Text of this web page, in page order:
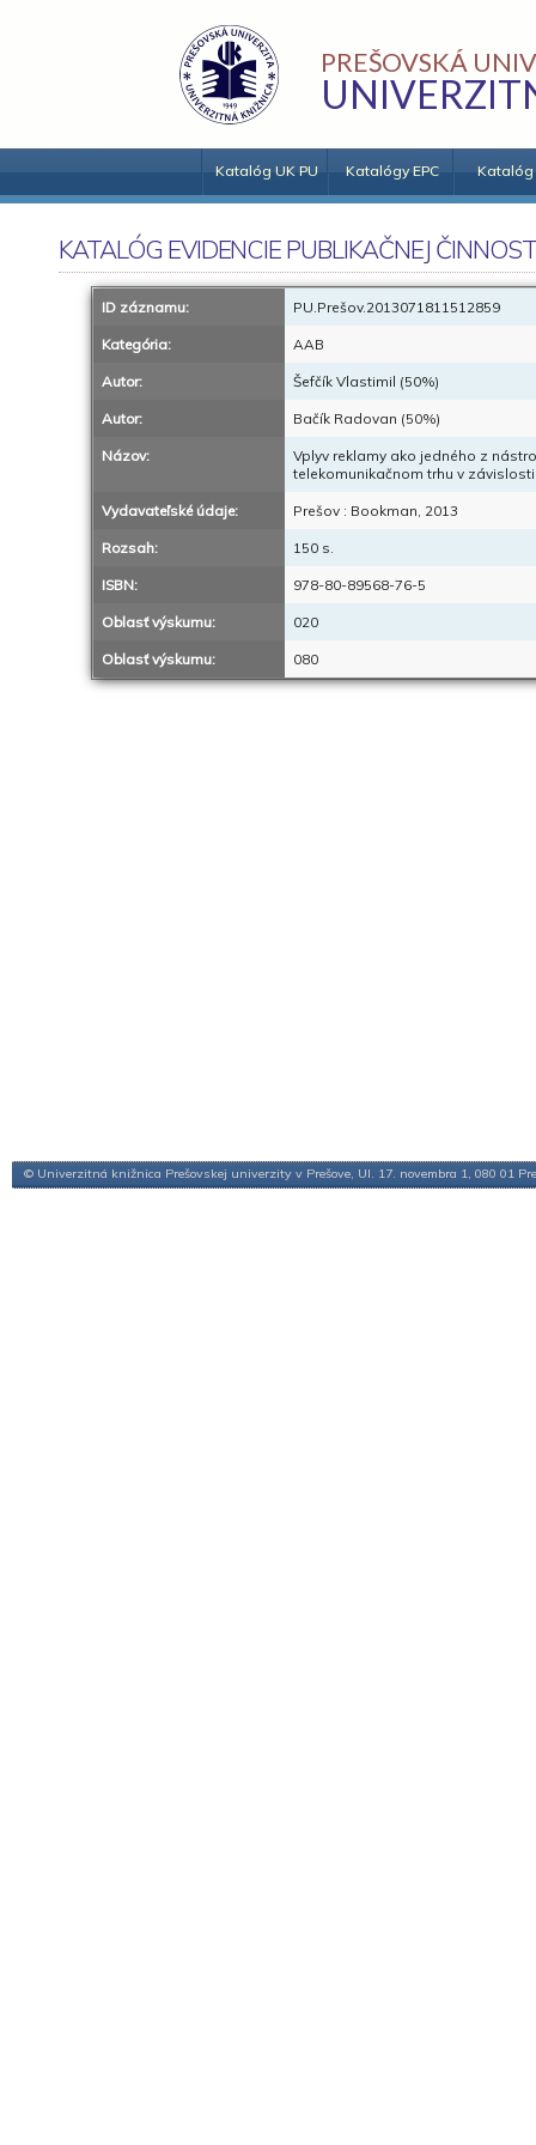
PREŠOVSKÁ
Katalóg UK PU Katalógy EPC Katalóg
KATALÓG EVIDENCIE PUBLIKAČNEJ
ID záznamu: PU.Prešov.2013071811512859
Kategória: AAB
Autor: Šefčík Vlastimil (50%)
Autor: Bačík Radovan (50%)
Názov:
Vplyv reklamy ako jedného z
telekomunikačnom trhu v
Vydavateľské údaje: Prešov : Bookman, 2013
Rozsah: 150 s.
ISBN: 978-80-89568-76-5
Oblasť výskumu: 020
Oblasť výskumu: 080
© Univerzitná knižnica Prešovskej univerzity v Prešove, Ul. 17. novembra 1, 080 01